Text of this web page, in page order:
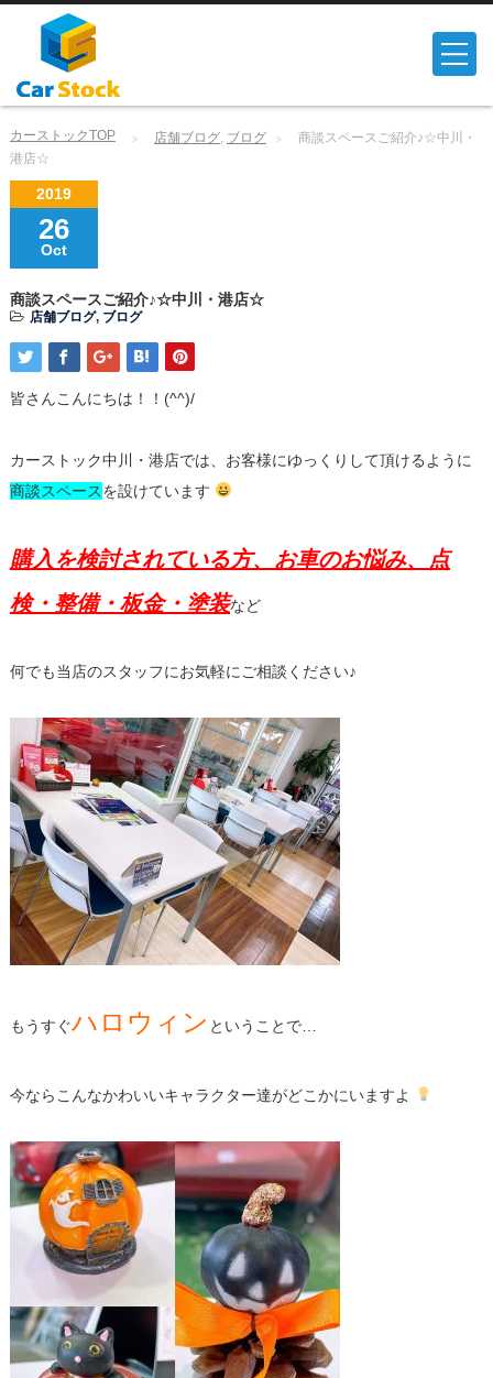
カーストックTOP 店舗ブログ, ブログ
商談スペースご紹介♪☆中川・
港店☆
2019
26
Oct
商談スペースご紹介♪☆中川・港店☆
店舗ブログ, ブログ
皆さんこんにちは！！(^^)/
カーストック中川・港店では、お客様にゆっくりして頂けるように
商談スペースを設けています
購入を検討されている方、お車のお悩み、点
検・整備・板金・塗装など
何でも当店のスタッフにお気軽にご相談ください♪
もうすぐハロウィン ということで…
今ならこんなかわいいキャラクター達がどこかにいますよ